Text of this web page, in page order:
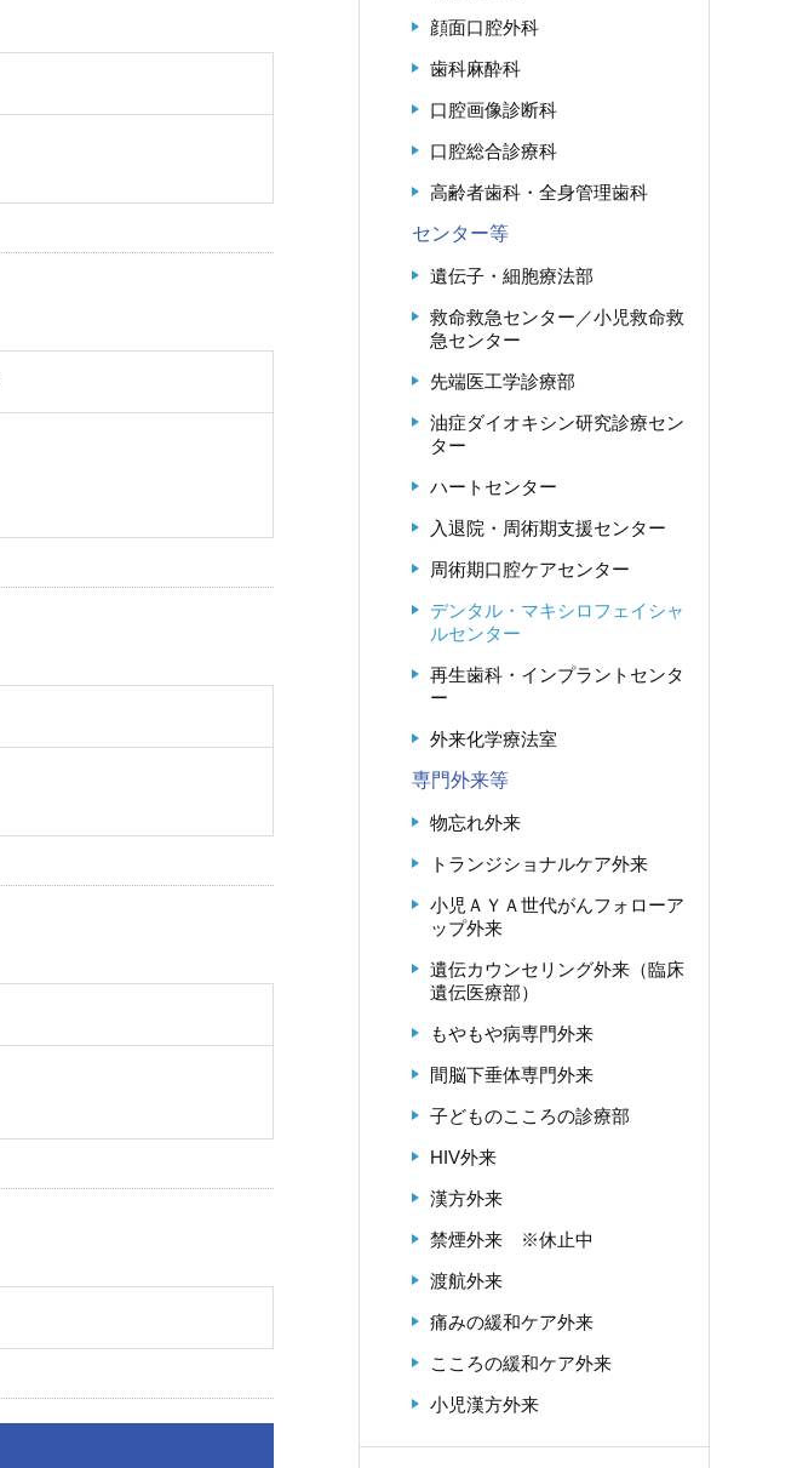
顔面口腔外科
歯科麻酔科
口腔画像診断科
口腔総合診療科
高齢者歯科・全身管理歯科
センター等
遺伝子・細胞療法部
救命救急センター／小児救命救
急センター
先端医工学診療部
油症ダイオキシン研究診療セン
ター
ハートセンター
入退院・周術期支援センター
周術期口腔ケアセンター
デンタル・マキシロフェイシャ
ルセンター
再生歯科・インプラントセンタ
ー
外来化学療法室
専門外来等
物忘れ外来
トランジショナルケア外来
小児ＡＹＡ世代がんフォローア
ップ外来
遺伝カウンセリング外来（臨床
遺伝医療部）
もやもや病専門外来
間脳下垂体専門外来
子どものこころの診療部
HIV外来
漢方外来
禁煙外来 ※休止中
渡航外来
痛みの緩和ケア外来
こころの緩和ケア外来
小児漢方外来